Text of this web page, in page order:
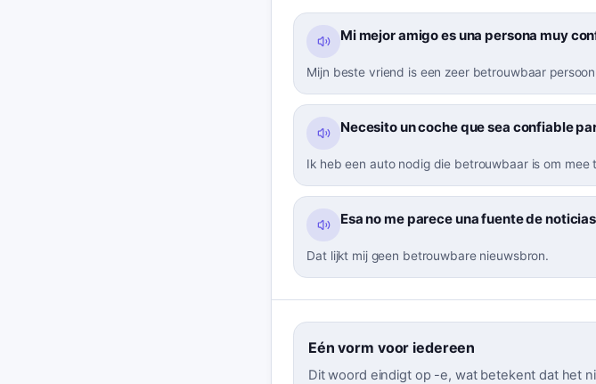
Mi mejor amigo es una persona muy
Mijn beste vriend is een zeer betrouwbaar
Necesito un coche que sea confiable
Ik heb een auto nodig die betrouwbaar is om mee
Esa no me parece una fuente de
Dat lijkt mij geen betrouwbare nieuwsbron.
Eén vorm voor iedereen
Dit woord eindigt op -e, wat betekent dat het